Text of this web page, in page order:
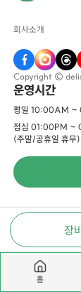
장
회사소개
Copyright ©
운영시간
평일 10:00AM ~
점심 01:00PM ~
(주말/공휴일 휴무)
홈